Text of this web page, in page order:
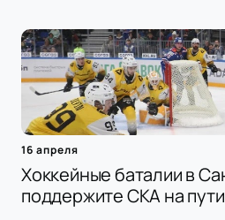
16 апреля
Хоккейные баталии в
поддержите СКА на